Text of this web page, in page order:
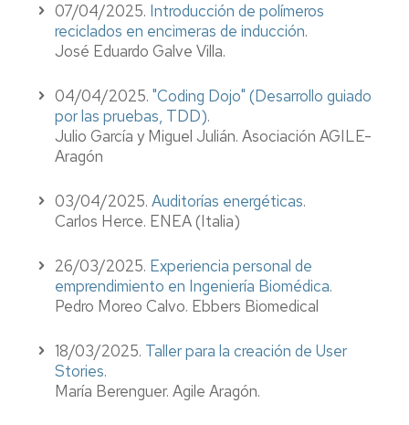
07/04/2025. Introducción de polímeros
reciclados en encimeras de inducción.
José Eduardo Galve Villa.
04/04/2025. "Coding Dojo" (Desarrollo guiado
por las pruebas, TDD).
Julio García y Miguel Julián. Asociación AGILE-
Aragón
03/04/2025. Auditorías energéticas.
Carlos Herce. ENEA (Italia)
26/03/2025. Experiencia personal de
emprendimiento en Ingeniería Biomédica.
Pedro Moreo Calvo. Ebbers Biomedical
18/03/2025. Taller para la creación de User
Stories.
María Berenguer. Agile Aragón.